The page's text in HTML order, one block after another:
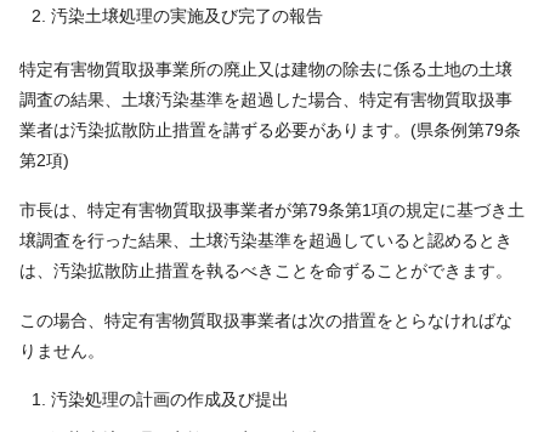
汚染土壌処理の実施及び完了の報告
特定有害物質取扱事業所の廃止又は建物の除去に係る土地の土壌
調査の結果、土壌汚染基準を超過した場合、特定有害物質取扱事
業者は汚染拡散防止措置を講ずる必要があります。(県条例第79条
第2項)
市長は、特定有害物質取扱事業者が第79条第1項の規定に基づき土
壌調査を行った結果、土壌汚染基準を超過していると認めるとき
は、汚染拡散防止措置を執るべきことを命ずることができます。
この場合、特定有害物質取扱事業者は次の措置をとらなければな
りません。
汚染処理の計画の作成及び提出